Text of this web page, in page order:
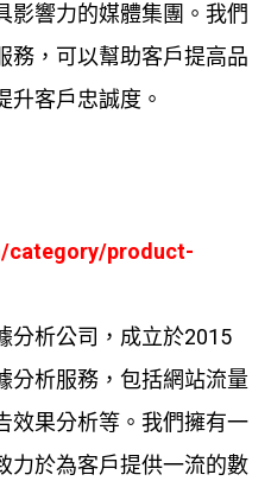
影響力的媒體集團。我們
務，可以幫助客戶提高品
升客戶忠誠度。
category/product-
分析公司，成立於2015
分析服務，包括網站流量
效果分析等。我們擁有一
力於為客戶提供一流的數